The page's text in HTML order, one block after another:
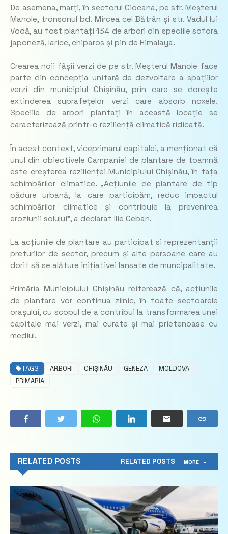
De asemena, marți, în sectorul Ciocana, pe str. Meșterul
Manole, tronsonul bd. Mircea cel Bătrân și str. Vadul lui
Vodă, au fost plantați 134 de arbori din speciile sofora
japoneză, larice, chiparos și pin de Himalaya.
Crearea noii fâșii verzi de pe str. Meșterul Manole face
parte din concepția unitară de dezvoltare a spațiilor
verzi din municipiul Chișinău, prin care se dorește
extinderea suprafețelor verzi care absorb noxele.
Speciile de arbori plantați în această locație se
caracterizează printr-o reziliență climatică ridicată.
În acest context, viceprimarul capitalei, a menționat că
unul din obiectivele Campaniei de plantare de toamnă
este creșterea rezilienței Municipiului Chișinău, în fața
schimbărilor climatice. „Acțiunile de plantare de tip
pădure urbană, la care participăm, reduc impactul
schimbărilor climatice și contribuie la prevenirea
eroziunii solului”, a declarat Ilie Ceban.
La acțiunile de plantare au participat si reprezentanții
preturilor de sector, precum și alte persoane care au
dorit să se alăture inițiativei lansate de muncipalitate.
Primăria Municipiului Chișinău reiterează că, acțiunile
de plantare vor continua zilnic, în toate sectoarele
orașului, cu scopul de a contribui la transformarea unei
capitale mai verzi, mai curate și mai prietenoase cu
mediul.
TAGS ARBORI CHIȘINĂU GENEZA
MOLDOVA
PRIMARIA
RELATED POSTS RELATED POSTS MORE